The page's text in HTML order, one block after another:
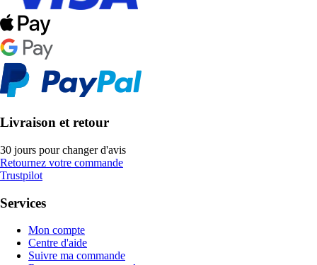
Livraison et retour
30 jours pour changer d'avis
Retournez votre commande
Trustpilot
Services
Mon compte
Centre d'aide
Suivre ma commande